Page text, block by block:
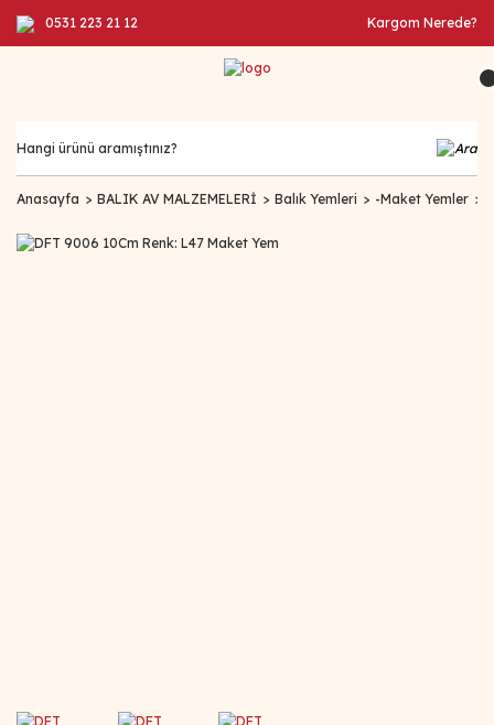
0531 223 21 12 Kargom Nerede?
Anasayfa BALIK AV MALZEMELERİ Balık Yemleri -Maket Yemler